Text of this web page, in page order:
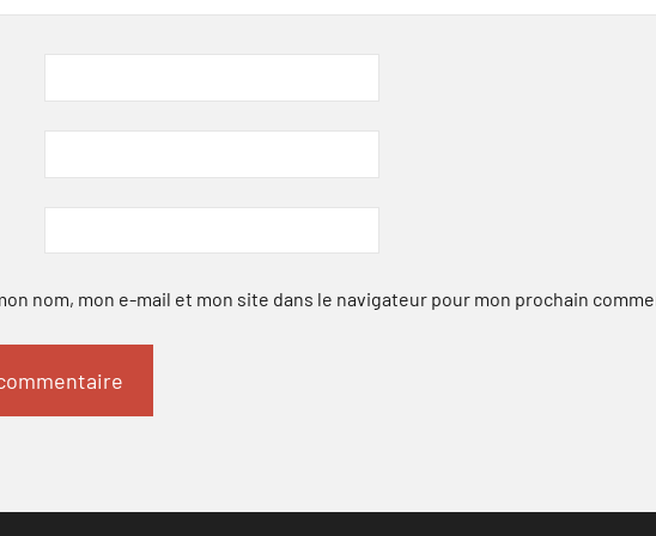
nom, mon e-mail et mon site dans le navigateur pour mon prochain